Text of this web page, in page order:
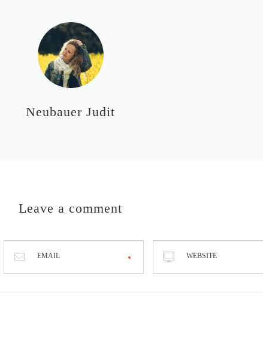
Neubauer Judit
Leave a comment
EMAIL WEBSITE